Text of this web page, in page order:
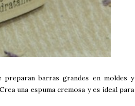
barras grandes en moldes y
una espuma cremosa y es ideal para